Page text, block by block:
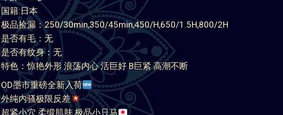
名字：Lihana 璃花
身高：160cm
体重：43kg
胸围：天然C
年龄：20岁
国籍:日本